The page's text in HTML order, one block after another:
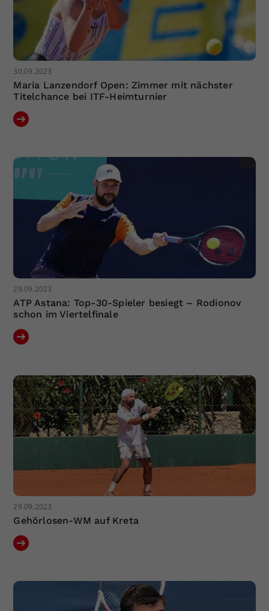
30.09.2023
Maria Lanzendorf Open: Zimmer mit nächster
Titelchance bei ITF-Heimturnier
29.09.2023
ATP Astana: Top-30-Spieler besiegt – Rodionov
schon im Viertelfinale
29.09.2023
Gehörlosen-WM auf Kreta